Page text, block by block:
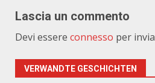
Lascia un commento
Devi essere connesso per
VERWANDTE GESCHICHTEN